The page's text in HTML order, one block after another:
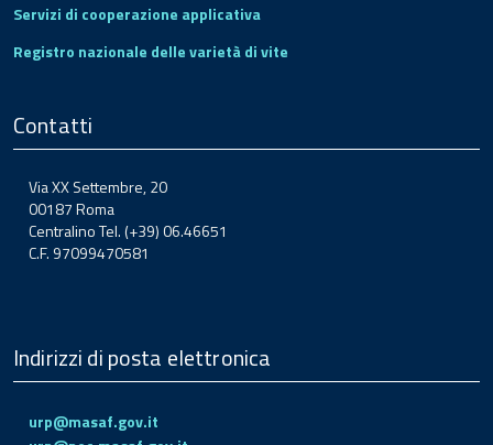
Servizi di cooperazione applicativa
Registro nazionale delle varietà di vite
Contatti
Via XX Settembre, 20
00187 Roma
Centralino Tel. (+39) 06.46651
C.F. 97099470581
Indirizzi di posta elettronica
urp@masaf.gov.it